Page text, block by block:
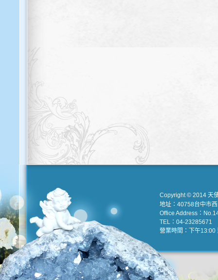
Copyright © 2014 天
地址：40758台中市
Office Address：
TEL：04-23285671
營業時間：下午13:00